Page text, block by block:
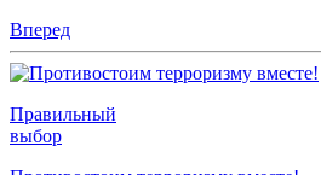
Вперед
Правильный
выбор